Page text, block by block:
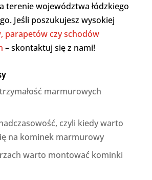
terenie województwa łódzkiego
Jeśli poszukujesz wysokiej
parapetów czy schodów
– skontaktuj się z nami!
marmurowych
czyli kiedy warto
na kominek marmurowy
warto montować kominki